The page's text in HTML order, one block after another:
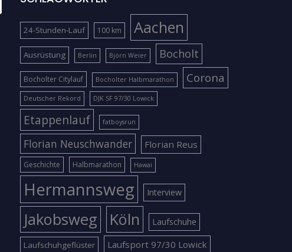
24-Stunden-Lauf 100 km Aachen
Ausrüstung Berlin Björn Weier Bocholt
Bocholter Citylauf Bocholter Halbmarathon Corona
Deutscher Rekord DJK SF 97/30 Lowick
Etappenlauf fatboysrun
Florian Neuschwander Florian Reus
Geschichte Halbmarathon Hawai
Hermannsweg Interview
Jakobsweg Köln Laufschuhe
Laufschuhgeflüster Laufsport 97/30 Lowick